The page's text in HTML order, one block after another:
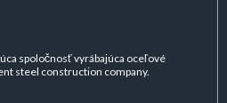
spoločnosť vyrábajúca oceľové
steel construction company.